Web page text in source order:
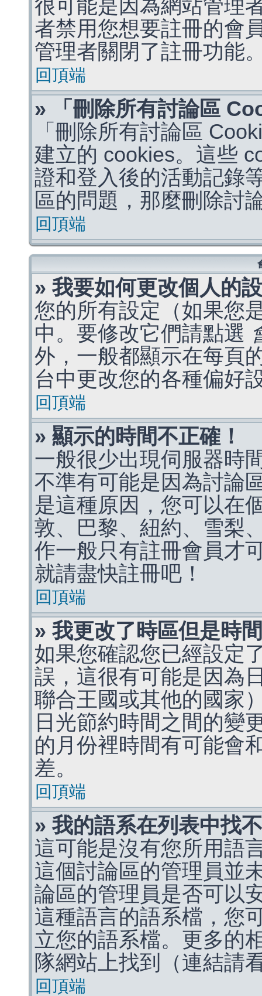
很可能是因為網站管理
者禁用您想要註冊的會
管理者關閉了註冊功能
回頂端
» 「刪除所有討論區
「刪除所有討論區
建立的 cookies。這些
證和登入後的活動記錄
區的問題，那麼刪除討
回頂端
» 我要如何更改個人的
您的所有設定（如果您
中。要修改它們請點選
外，一般都顯示在每頁
台中更改您的各種偏好
回頂端
» 顯示的時間不正確！
一般很少出現伺服器時
不準有可能是因為討論
是這種原因，您可以在
敦、巴黎、紐約、雪梨
作一般只有註冊會員才
就請盡快註冊吧！
回頂端
» 我更改了時區但是時
如果您確認您已經設定
誤，這很有可能是因為
聯合王國或其他的國家
日光節約時間之間的變
的月份裡時間有可能會
差。
回頂端
» 我的語系在列表中找
這可能是沒有您所用語
這個討論區的管理員並
論區的管理員是否可以
這種語言的語系檔，您
立您的語系檔。更多的
隊網站上找到（連結請
回頂端